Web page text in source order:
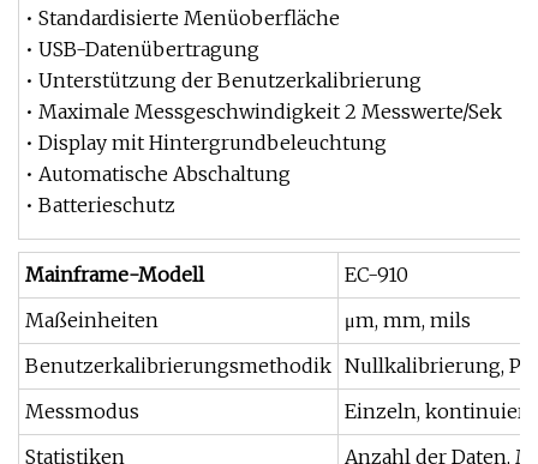
• Standardisierte Menüoberfläche
• USB-Datenübertragung
• Unterstützung der Benutzerkalibrierung
• Maximale Messgeschwindigkeit 2 Messwerte/Sek
• Display mit Hintergrundbeleuchtung
• Automatische Abschaltung
• Batterieschutz
Mainframe-Modell
EC-910
Maßeinheiten
μm, mm, mils
Benutzerkalibrierungsmethodik Nullkalibrierung,
Messmodus
Einzeln,
Statistiken
Anzahl der Daten,